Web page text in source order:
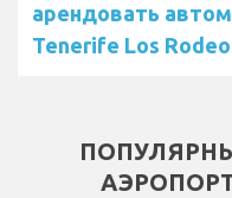
арендовать
Tenerife Los